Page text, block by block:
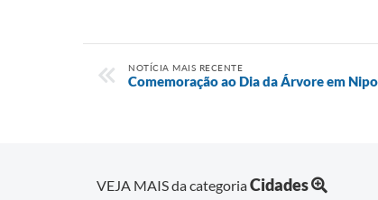
NOTÍCIA MAIS RECENTE
Comemoração ao Dia da Árvore em
VEJA MAIS da categoriaCidades